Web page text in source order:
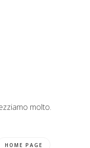
molto.
HOME PAGE